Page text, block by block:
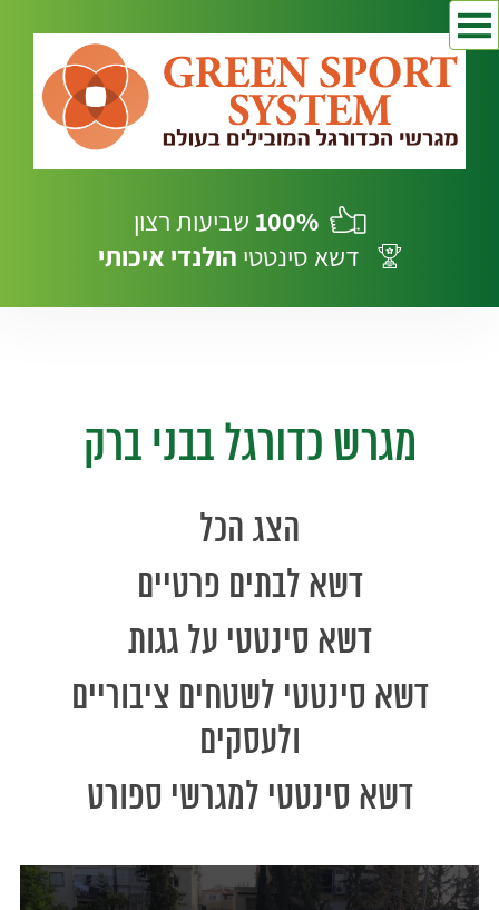
100% שביעות רצון
דשא סינטטי הולנדי איכותי
מגרש כדורגל בבני ברק
הצג הכל
דשא לבתים פרטיים
דשא סינטטי על גגות
דשא סינטטי לשטחים ציבוריים
ולעסקים
דשא סינטטי למגרשי ספורט